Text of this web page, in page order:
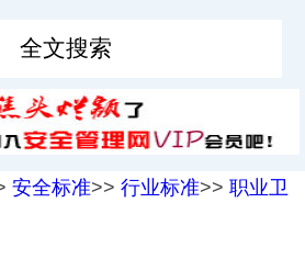
安全标准>> 行业标准>> 职业卫